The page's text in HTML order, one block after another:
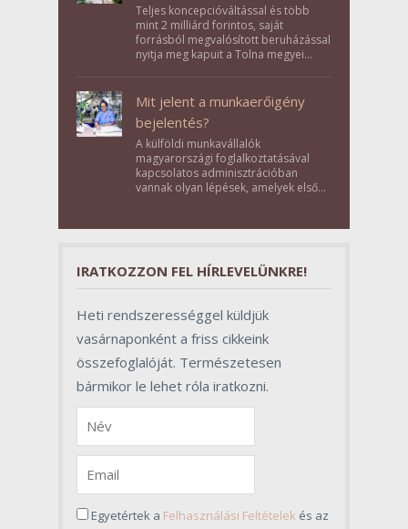
Teljes koncepcióváltással és több
mint 2 milliárd forintos, saját
forrásból megvalósított beruházással
nyitja meg kapuit a Tolna megyei
Mit jelent a munkaerőigény
bejelentés?
A külföldi munkavállalók
magyarországi foglalkoztatásával
kapcsolatos adminisztrációban
vannak olyan lépések, amelyek első
szerepet töltenek be az egész
IRATKOZZON FEL HÍRLEVELÜNKRE!
Heti rendszerességgel küldjük
vasárnaponként a friss cikkeink
összefoglalóját. Természetesen
bármikor le lehet róla iratkozni.
Egyetértek a Felhasználási Feltételek és az